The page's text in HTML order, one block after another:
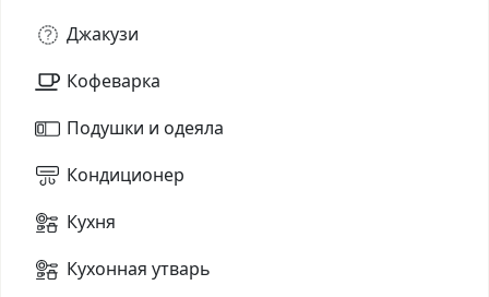
Джакузи
Кофеварка
Подушки и одеяла
Кондиционер
Кухня
Кухонная утварь